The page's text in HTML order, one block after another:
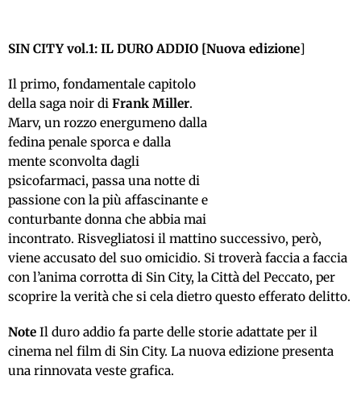
SIN CITY vol.1: IL DURO ADDIO [Nuova edizione]
Il primo, fondamentale capitolo
della saga noir di Frank Miller.
Marv, un rozzo energumeno dalla
fedina penale sporca e dalla
mente sconvolta dagli
psicofarmaci, passa una notte di
passione con la più affascinante e
conturbante donna che abbia mai
incontrato. Risvegliatosi il mattino successivo, però,
viene accusato del suo omicidio. Si troverà faccia a faccia
con l’anima corrotta di Sin City, la Città del Peccato, per
scoprire la verità che si cela dietro questo efferato delitto.
Note Il duro addio fa parte delle storie adattate per il
cinema nel film di Sin City. La nuova edizione presenta
una rinnovata veste grafica.